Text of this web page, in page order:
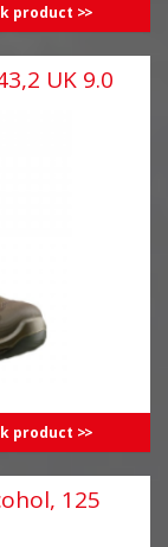
product
UK 9.0
product
125